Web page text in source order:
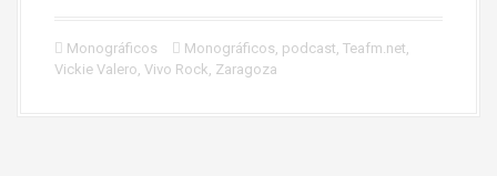
Monográficos Monográficos, podcast, Teafm.net,
Vickie Valero, Vivo Rock, Zaragoza